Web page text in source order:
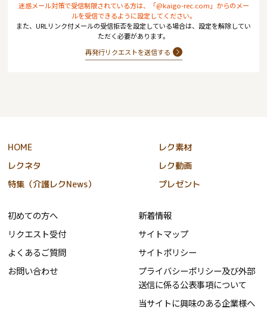
迷惑メール対策で受信制限されている方は、「@kaigo-rec.com」からのメー
ルを受信できるように設定してください。
また、URLリンク付メールの受信拒否を設定している場合は、設定を解除してい
ただく必要があります。
再発行リクエストを送信する
HOME
レク素材
レクネタ
レク動画
特集（介護レクNews）
プレゼント
初めての方へ
リクエスト受付
よくあるご質問
お問い合わせ
新着情報
サイトマップ
サイトポリシー
プライバシーポリシー及び外部
送信に係る公表事項について
当サイトに興味のある企業様へ